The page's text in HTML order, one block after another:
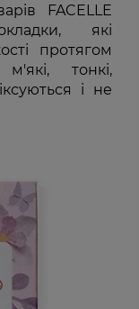
FACELLE
які
протягом
тонкі,
і не